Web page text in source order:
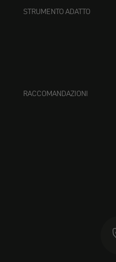
STRUMENTO ADATTO
RACCOMANDAZIONI